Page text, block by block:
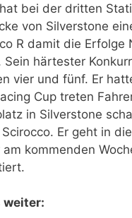
bei der dritten
von Silverstone
R damit die
Sein härtester
vier und fünf. Er
Cup treten
in Silverstone
Er geht in
kommenden
weiter: